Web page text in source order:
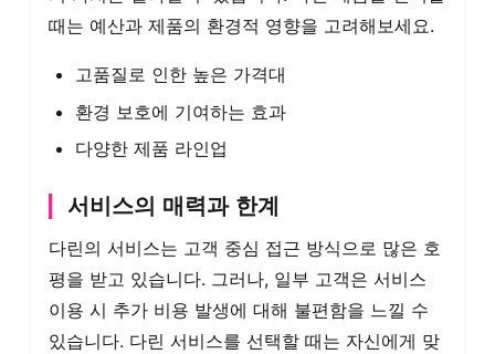
때는 예산과 제품의 환경적 영향을 고려해보세요.
고품질로 인한 높은 가격대
환경 보호에 기여하는 효과
다양한 제품 라인업
서비스의 매력과 한계
다린의 서비스는 고객 중심 접근 방식으로 많은 호
평을 받고 있습니다. 그러나, 일부 고객은 서비스
이용 시 추가 비용 발생에 대해 불편함을 느낄 수
있습니다. 다린 서비스를 선택할 때는 자신에게 맞